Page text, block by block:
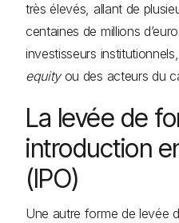
très élevés, allant de
centaines de millions
investisseurs
equityou des acteurs du
La levée de
introduction
(IPO)
Une autre forme de levée